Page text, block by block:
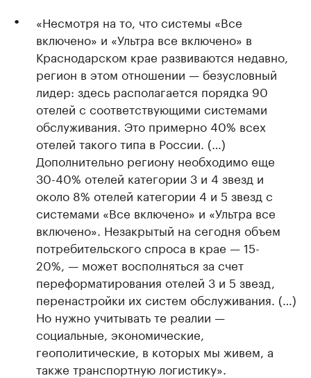
«Несмотря на то, что системы «Все
включено» и «Ультра все включено» в
Краснодарском крае развиваются недавно,
регион в этом отношении — безусловный
лидер: здесь располагается порядка 90
отелей с соответствующими системами
обслуживания. Это примерно 40% всех
отелей такого типа в России. (…)
Дополнительно региону необходимо еще
30-40% отелей категории 3 и 4 звезд и
около 8% отелей категории 4 и 5 звезд с
системами «Все включено» и «Ультра все
включено». Незакрытый на сегодня объем
потребительского спроса в крае — 15-
20%, — может восполняться за счет
переформатирования отелей 3 и 5 звезд,
перенастройки их систем обслуживания. (…)
Но нужно учитывать те реалии —
социальные, экономические,
геополитические, в которых мы живем, а
также транспортную логистику».